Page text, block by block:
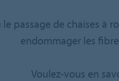
passage de chaises
endommager les
Voulez-vous en